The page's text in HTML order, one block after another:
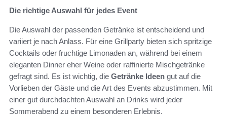
Die richtige Auswahl für jedes Event
Die Auswahl der passenden Getränke ist entscheidend und
variiert je nach Anlass. Für eine Grillparty bieten sich spritzige
Cocktails oder fruchtige Limonaden an, während bei einem
eleganten Dinner eher Weine oder raffinierte Mischgetränke
gefragt sind. Es ist wichtig, die Getränke Ideen gut auf die
Vorlieben der Gäste und die Art des Events abzustimmen. Mit
einer gut durchdachten Auswahl an Drinks wird jeder
Sommerabend zu einem besonderen Erlebnis.